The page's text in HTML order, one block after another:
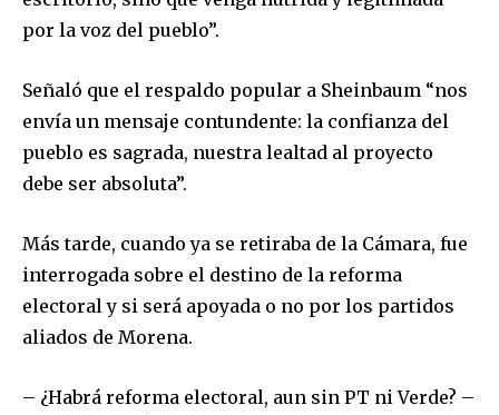
por la voz del pueblo”.
Señaló que el respaldo popular a Sheinbaum “nos
envía un mensaje contundente: la confianza del
pueblo es sagrada, nuestra lealtad al proyecto
debe ser absoluta”.
Más tarde, cuando ya se retiraba de la Cámara, fue
interrogada sobre el destino de la reforma
electoral y si será apoyada o no por los partidos
aliados de Morena.
– ¿Habrá reforma electoral, aun sin PT ni Verde? –